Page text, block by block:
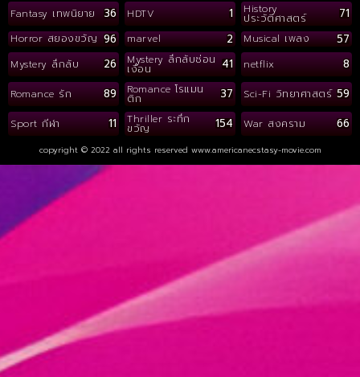
Fantasy เทพนิยาย 36 HDTV 1 History
ประวัติศาสตร์ 71
Horror สยองขวัญ 96 marvel 2 Musical เพลง 57
Mystery ลึกลับ 26 Mystery ลึกลับซ่อน
เงื่อน 41 netflix 8
Romance รัก 89 Romance โรแมน
ติก 37 Sci-Fi วิทยาศาสตร์ 59
Sport กีฬา 11 Thriller ระทึก
ขวัญ 154 War สงคราม 66
copyright © 2022 all rights reserved www.americanecstasy-movie.com